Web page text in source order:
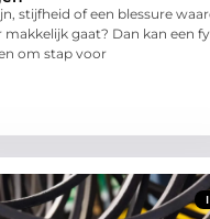
stijfheid of een blessure
gaat? Dan kan een
om stap voor